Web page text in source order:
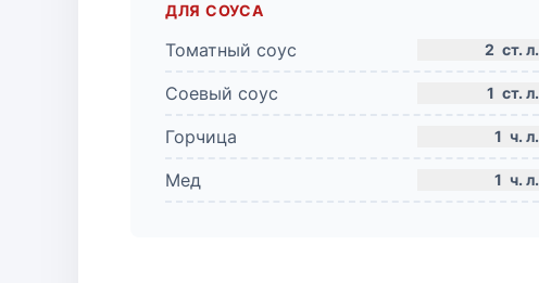
ДЛЯ СОУСА
Томатный соус 2 ст. л.
Соевый соус 1 ст. л.
Горчица 1 ч. л.
Мед 1 ч. л.